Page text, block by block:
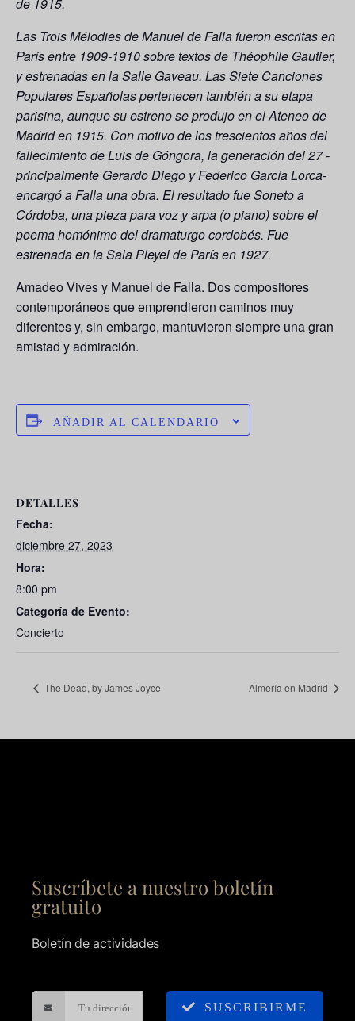
Las Trois Mélodies de Manuel de Falla fueron escritas en
París entre 1909-1910 sobre textos de Théophile Gautier,
y estrenadas en la Salle Gaveau. Las Siete Canciones
Populares Españolas pertenecen también a su etapa
parisina, aunque su estreno se produjo en el Ateneo de
Madrid en 1915. Con motivo de los trescientos años del
fallecimiento de Luis de Góngora, la generación del 27 -
principalmente Gerardo Diego y Federico García Lorca-
encargó a Falla una obra. El resultado fue Soneto a
Córdoba, una pieza para voz y arpa (o piano) sobre el
poema homónimo del dramaturgo cordobés. Fue
estrenada en la Sala Pleyel de París en 1927.
Amadeo Vives y Manuel de Falla. Dos compositores
contemporáneos que emprendieron caminos muy
diferentes y, sin embargo, mantuvieron siempre una gran
amistad y admiración.
AÑADIR AL CALENDARIO
DETALLES
Fecha:
diciembre 27, 2023
Hora:
8:00 pm
Categoría de Evento:
Concierto
The Dead, by James Joyce Almería en Madrid
Suscríbete a nuestro boletín
gratuito
Boletín de actividades
SUSCRIBIRME